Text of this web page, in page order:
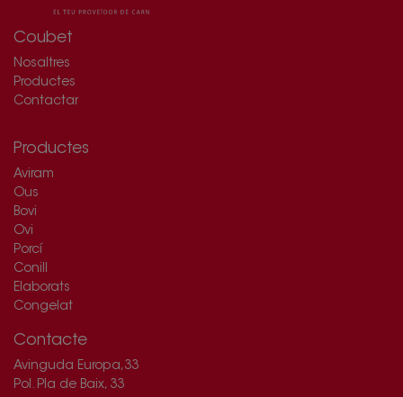
Coubet
Nosaltres
Productes
Contactar
Productes
Aviram
Ous
Bovi
Ovi
Porcí
Conill
Elaborats
Congelat
Contacte
Avinguda Europa,33
Pol. Pla de Baix, 33